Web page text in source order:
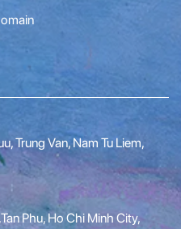
Trung Van, Nam Tu Liem,
Phu, Ho Chi Minh City,